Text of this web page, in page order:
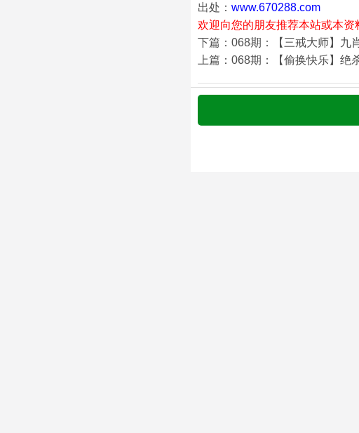
出处： www.670288.com
欢迎向您的朋友推荐本站或本资
下篇：068期：【三戒大师】九
上篇：068期：【偷换快乐】绝